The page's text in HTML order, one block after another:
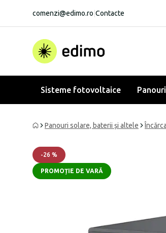
comenzi@edimo.ro Contacte
Sisteme fotovoltaice
Panouri solare, baterii și altele
-26 %
PROMOȚIE DE VARĂ